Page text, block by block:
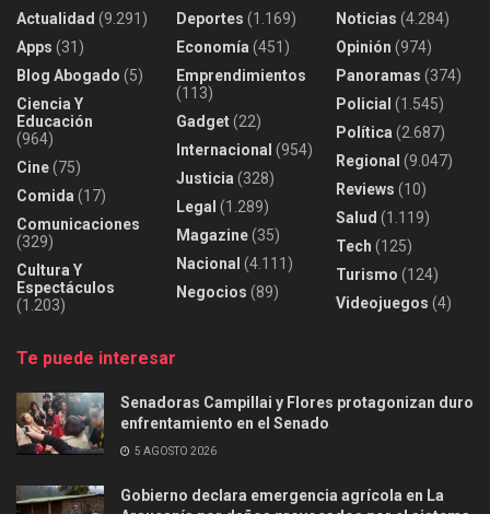
Actualidad (9.291)
Apps (31)
Blog Abogado (5)
Ciencia Y
Educación
(964)
Cine(75)
Comida (17)
Comunicaciones
(329)
Cultura Y
Espectáculos
(1.203)
Deportes (1.169)
Economía (451)
Emprendimientos
(113)
Gadget(22)
Internacional (954)
Justicia (328)
Legal (1.289)
Magazine(35)
Nacional (4.111)
Negocios (89)
Noticias (4.284)
Opinión (974)
Panoramas (374)
Policial (1.545)
Política (2.687)
Regional (9.047)
Reviews (10)
Salud (1.119)
Tech (125)
Turismo (124)
Videojuegos (4)
Te puede interesar
Senadoras Campillai y Flores protagonizan duro
enfrentamiento en el Senado
5 AGOSTO 2026
Gobierno declara emergencia agrícola en La